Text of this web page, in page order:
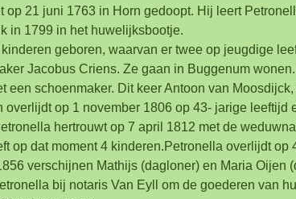
op 21 juni 1763 in Horn gedoopt. Hij leert
in 1799 in het huwelijksbootje.
geboren, waarvan er twee op jeugdige
Jacobus Criens. Ze gaan in Buggenum
een schoenmaker. Dit keer Antoon van
overlijdt op 1 november 1806 op 43- jarige
hertrouwt op 7 april 1812 met de
op dat moment 4 kinderen.Petronella overlijdt
verschijnen Mathijs (dagloner) en Maria Oijen
bij notaris Van Eyll om de goederen van